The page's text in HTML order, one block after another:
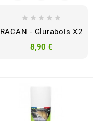
    
RACAN - Glurabois X2
8,90 €